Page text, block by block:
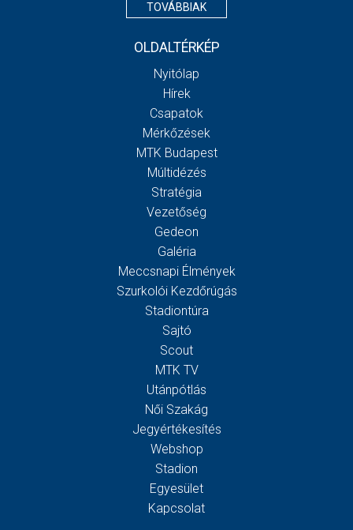
TOVÁBBIAK
OLDALTÉRKÉP
Nyitólap
Hírek
Csapatok
Mérkőzések
MTK Budapest
Múltidézés
Stratégia
Vezetőség
Gedeon
Galéria
Meccsnapi Élmények
Szurkolói Kezdőrúgás
Stadiontúra
Sajtó
Scout
MTK TV
Utánpótlás
Női Szakág
Jegyértékesítés
Webshop
Stadion
Egyesület
Kapcsolat